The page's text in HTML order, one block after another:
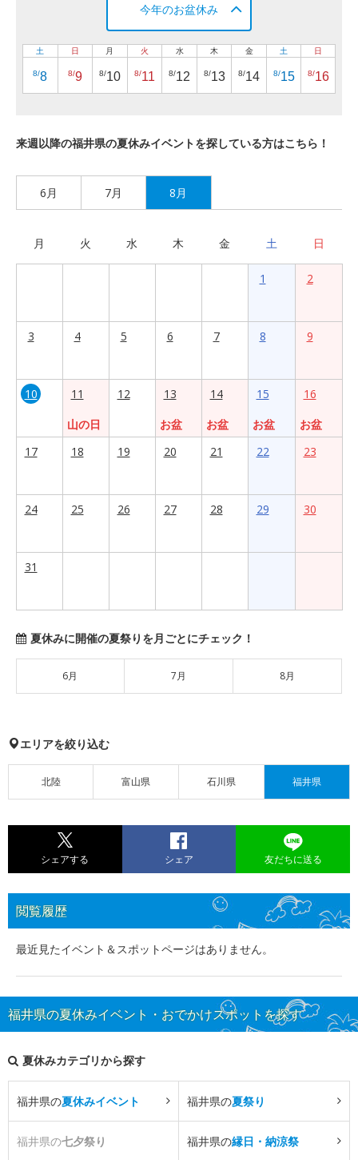
今年のお盆休み
土
8/8
日
8/9
月
8/10
火
8/11
水
8/12
木
8/13
金
8/14
土
8/15
日
8/16
来週以降の福井県の夏休みイベントを探している方はこちら！
6月 7月 8月
月 火 水 木 金 土 日
1 2
3 4 5 6 7 8 9
10
11
山の日
12
13
お盆
14
お盆
15
お盆
16
お盆
17
18 19 20 21 22 23
24 25 26 27 28 29 30
31
夏休みに開催の夏祭りを月ごとにチェック！
6月 7月 8月
エリアを絞り込む
北陸 富山県 石川県 福井県
シェアする シェア 友だちに送る
閲覧履歴
最近見たイベント＆スポットページはありません。
福井県の夏休みイベント・おでかけスポットを探す
夏休みカテゴリから探す
福井県の夏休みイベント 福井県の夏祭り
福井県の七夕祭り 福井県の縁日・納涼祭